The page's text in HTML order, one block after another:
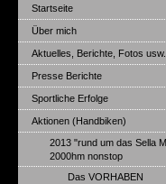
Startseite
Über mich
Aktuelles, Berichte, Fotos usw.
Presse Berichte
Sportliche Erfolge
Aktionen (Handbiken)
2013 "rund um das Sella
2000hm nonstop
Das VORHABEN